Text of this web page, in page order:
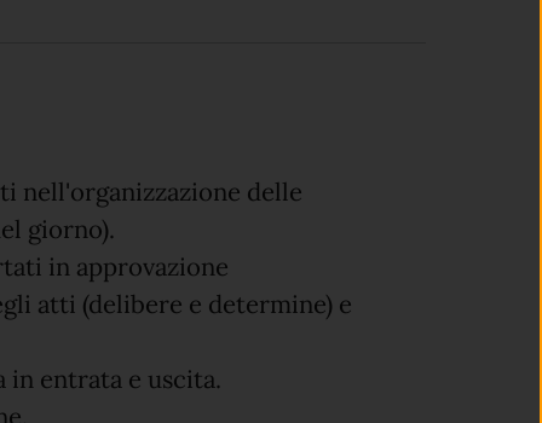
nell'organizzazione delle
giorno).
in approvazione
atti (delibere e determine) e
in entrata e uscita.